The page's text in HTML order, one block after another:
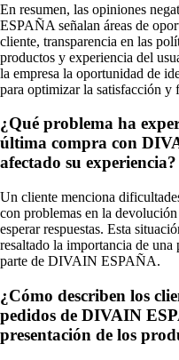
En resumen, las opiniones
ESPAÑA señalan áreas de
cliente, transparencia en las
productos y experiencia del
la empresa la oportunidad de
para optimizar la satisfacción y
¿Qué problema ha
última compra con
afectado su experiencia?
Un cliente menciona
con problemas en la
esperar respuestas. Esta
resaltado la importancia de
parte de DIVAIN ESPAÑA.
¿Cómo describen los
pedidos de DIVAIN
presentación de los